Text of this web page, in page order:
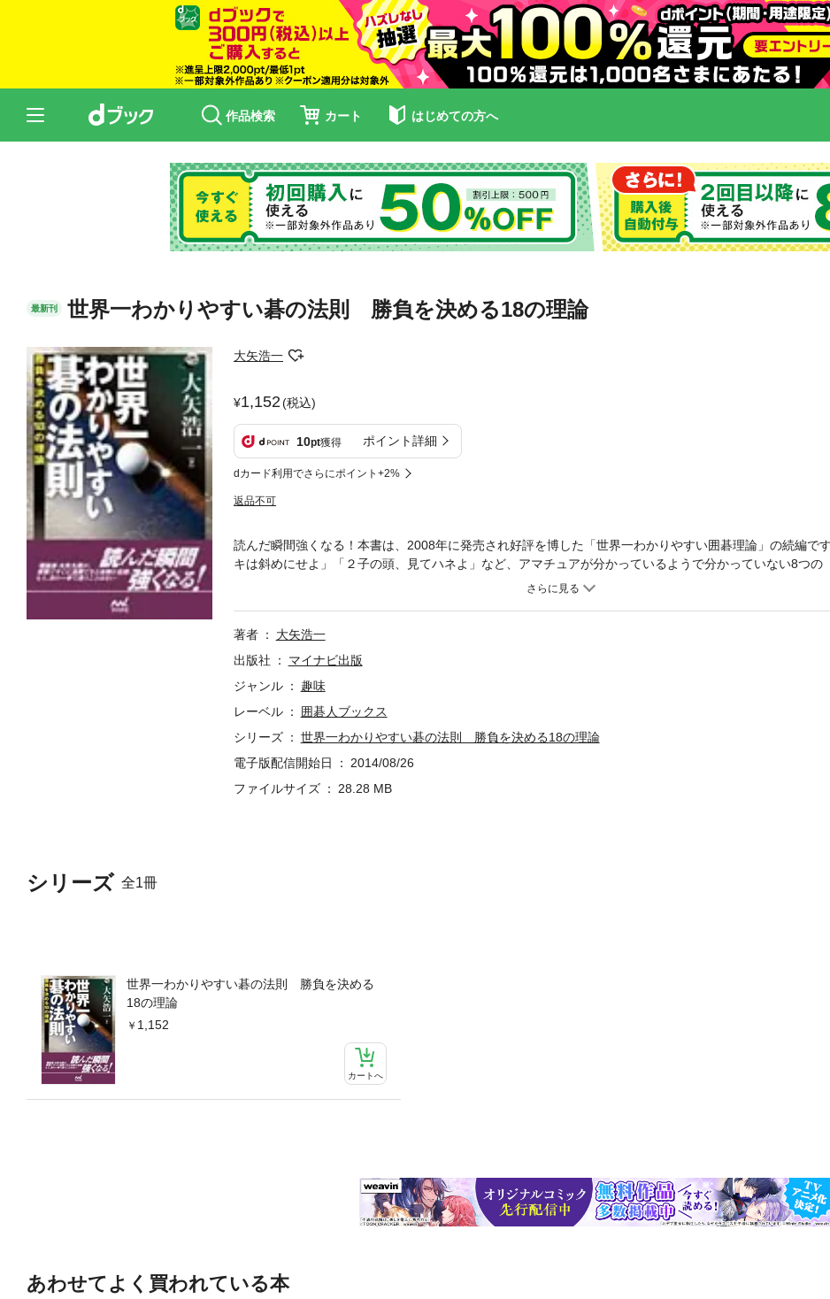
作品検索 カート はじめての方へ
最新刊 世界一わかりやすい碁の法則 勝負を決める18の理論
大矢浩一
1,152(税込)
10pt獲得 ポイント詳細
dカード利用でさらにポイント+2%
返品不可
シリーズ 全1冊
世界一わかりやすい碁の法則 勝負を決める
18の理論
1,152
カートへ
読んだ瞬間強くなる！本書は、2008年に発売され好評を博した「世界一わかりやすい囲碁理論」の続編で
キは斜めにせよ」「２子の頭、見てハネよ」など、アマチュアが分かっているようで分かっていない8つの
やさしく解説しています。また、練習問題では、前作で解説した10の理論を含めて多数出題しており、より
にせよ／【第４章】２子の頭、見てハネよ／【第５章】シチョウの良し悪しだけで碁を打つな／【第６章】
音につられるな／【第７章】生きる前に周囲を見よ／【第８章】手割りで判断せよ／【第９章】練習問題■
年二段、５７年三段、５８年四段、６０年五段、６１年六段、平成２年七段、７年八段、１３年九段。５９
留園杯争奪戦準優勝。６０年大手合第２部３等。６１年第１１期棋聖戦五段戦準優勝。同６１年第１７回新
メント準優勝。平成３年第２２回新鋭トーナメント準優勝。５年第８期ＮＥＣ俊英トーナメント優勝。１０
人賞（３４勝５敗、１７連勝）。※著者略歴は書籍刊行時のものを表示しています。
著者
大矢浩一
出版社
マイナビ出版
ジャンル
趣味
レーベル
囲碁人ブックス
シリーズ
世界一わかりやすい碁の法則 勝負を決める18の理論
電子版配信開始日
2014/08/26
ファイルサイズ
28.28 MB
あわせてよく買われている本